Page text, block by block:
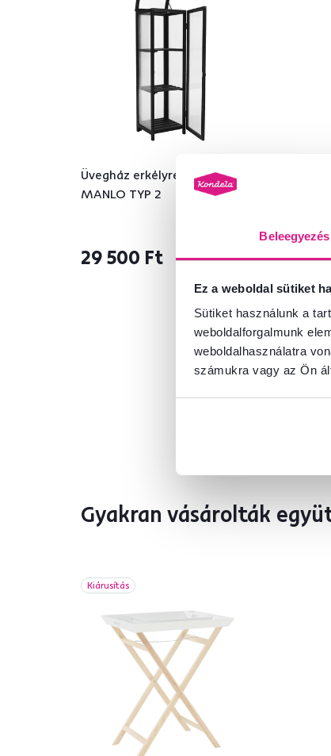
Beleegyezés
Ez a weboldal sütiket
Sütiket használunk a
weboldalforgalmunk
weboldalhasználatra
számukra vagy az Ön
Üvegház erkélyre, fekete,
MANLO TYP 2
29 500 Ft
Gyakran vásárolták
Kiárusítás